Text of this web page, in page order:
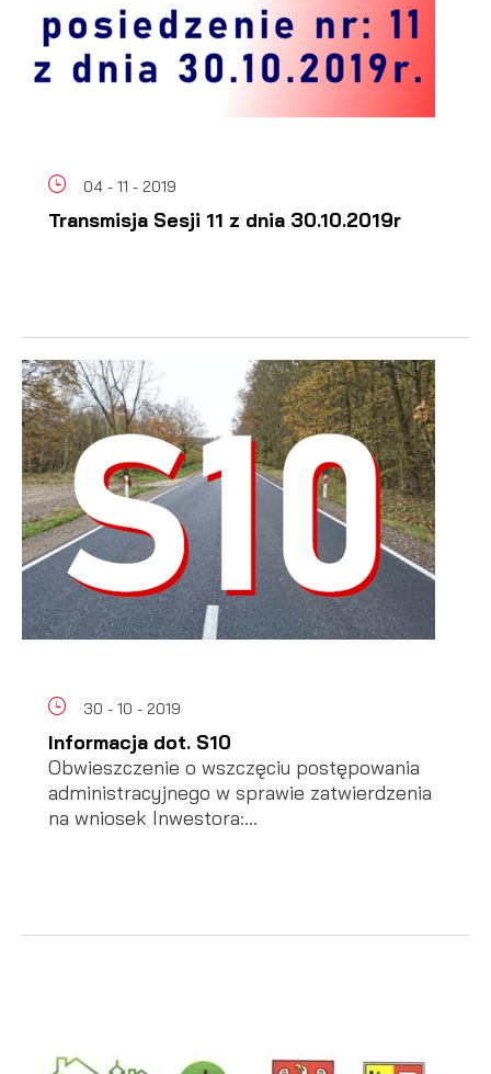
04 - 11 - 2019
Transmisja Sesji 11 z dnia 30.10.2019r
30 - 10 - 2019
Informacja dot. S10
Obwieszczenie o wszczęciu postępowania
administracyjnego w sprawie zatwierdzenia
na wniosek Inwestora:...